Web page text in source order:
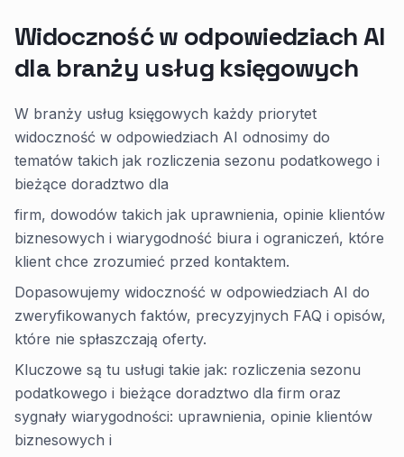
Widoczność w odpowiedziach AI
dla branży usług księgowych
W branży usług księgowych każdy priorytet
widoczność w odpowiedziach AI odnosimy do
tematów takich jak rozliczenia sezonu podatkowego i
bieżące doradztwo dla
firm, dowodów takich jak uprawnienia, opinie klientów
biznesowych i wiarygodność biura i ograniczeń, które
klient chce zrozumieć przed kontaktem.
Dopasowujemy widoczność w odpowiedziach AI do
zweryfikowanych faktów, precyzyjnych FAQ i opisów,
które nie spłaszczają oferty.
Kluczowe są tu usługi takie jak: rozliczenia sezonu
podatkowego i bieżące doradztwo dla firm oraz
sygnały wiarygodności: uprawnienia, opinie klientów
biznesowych i